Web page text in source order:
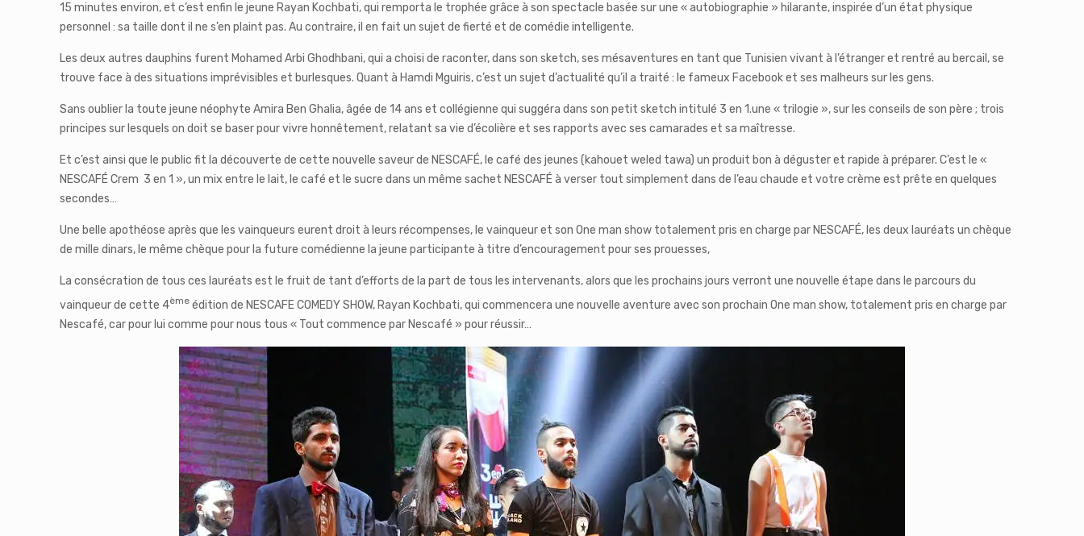
15 minutes environ, et c’est enfin le jeune Rayan Kochbati, qui remporta le trophée grâce à son spectacle basée sur une « autobiographie » hilarante, inspirée d’un état physique
personnel : sa taille dont il ne s’en plaint pas. Au contraire, il en fait un sujet de fierté et de comédie intelligente.
Les deux autres dauphins furent Mohamed Arbi Ghodhbani, qui a choisi de raconter, dans son sketch, ses mésaventures en tant que Tunisien vivant à l’étranger et rentré au bercail, se
trouve face à des situations imprévisibles et burlesques. Quant à Hamdi Mguiris, c’est un sujet d’actualité qu’il a traité : le fameux Facebook et ses malheurs sur les gens.
Sans oublier la toute jeune néophyte Amira Ben Ghalia, âgée de 14 ans et collégienne qui suggéra dans son petit sketch intitulé 3 en 1.une « trilogie », sur les conseils de son père ; trois
principes sur lesquels on doit se baser pour vivre honnêtement, relatant sa vie d’écolière et ses rapports avec ses camarades et sa maîtresse.
Et c’est ainsi que le public fit la découverte de cette nouvelle saveur de NESCAFÉ, le café des jeunes (kahouet weled tawa) un produit bon à déguster et rapide à préparer. C’est le «
NESCAFÉ Crem 3 en 1 », un mix entre le lait, le café et le sucre dans un même sachet NESCAFÉ à verser tout simplement dans de l’eau chaude et votre crème est prête en quelques
secondes…
Une belle apothéose après que les vainqueurs eurent droit à leurs récompenses, le vainqueur et son One man show totalement pris en charge par NESCAFÉ, les deux lauréats un chèque
de mille dinars, le même chèque pour la future comédienne la jeune participante à titre d’encouragement pour ses prouesses,
La consécration de tous ces lauréats est le fruit de tant d’efforts de la part de tous les intervenants, alors que les prochains jours verront une nouvelle étape dans le parcours du
vainqueur de cette 4ème édition de NESCAFE COMEDY SHOW, Rayan Kochbati, qui commencera une nouvelle aventure avec son prochain One man show, totalement pris en charge par
Nescafé, car pour lui comme pour nous tous « Tout commence par Nescafé » pour réussir…